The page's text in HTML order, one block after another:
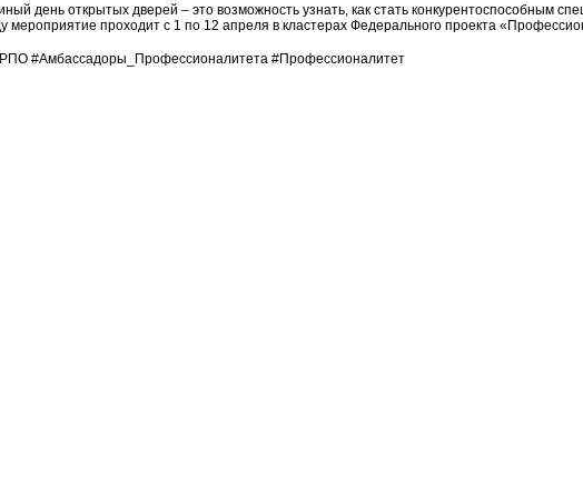
день открытых дверей – это возможность узнать, как стать конкурентоспособным
мероприятие проходит с 1 по 12 апреля в кластерах Федерального проекта
#Амбассадоры_Профессионалитета #Профессионалитет